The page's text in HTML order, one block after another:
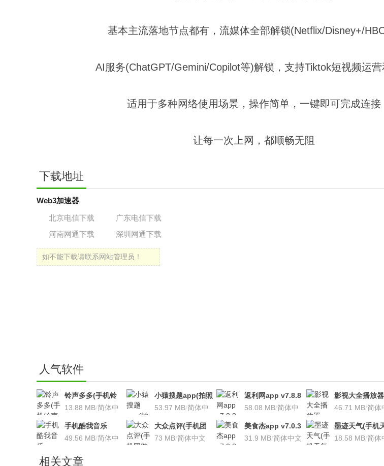
基本主流落地节点都有，流媒体全部解锁(Netflix/Disney+/
AI服务(ChatGPT/Gemini/Copilot等)解锁，支持Tiktok短视频运
适用于多种网络使用场景，操作简单，一键即可完成连接
让每一次上网，都顺畅无阻
下载地址
Web3加速器
北京电信下载
广东电信下载
河南网通下载
深圳网通下载
如不能下载请联系网站管理员！
人气软件
铃声多多(手机铃
声软件)v8.7.66 安
13.88 MB/简体中
小猿搜题app(拍照
搜题利器)V9.7.2安
53.97 MB/简体中
返利网app v7.8.8
安卓版
58.08 MB/简体中
影视大全播放器
v3.1.7 安卓版
46.71 MB/简体
手机酷我音乐
V9.2.3.5 安卓版
49.56 MB/简体中
大众点评(手机团
购软件)V10.18.4
73 MB/简体中文
美食杰app v7.0.3
安卓版
31.9 MB/简体中文
墨迹天气(手机
气软
18.58 MB/简体
相关文章